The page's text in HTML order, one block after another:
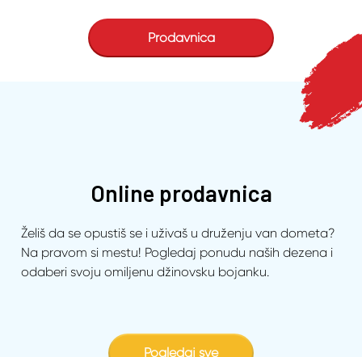
Online prodavnica
Želiš da se opustiš se i uživaš u druženju van dometa?
Na pravom si mestu! Pogledaj ponudu naših dezena i
odaberi svoju omiljenu džinovsku bojanku.